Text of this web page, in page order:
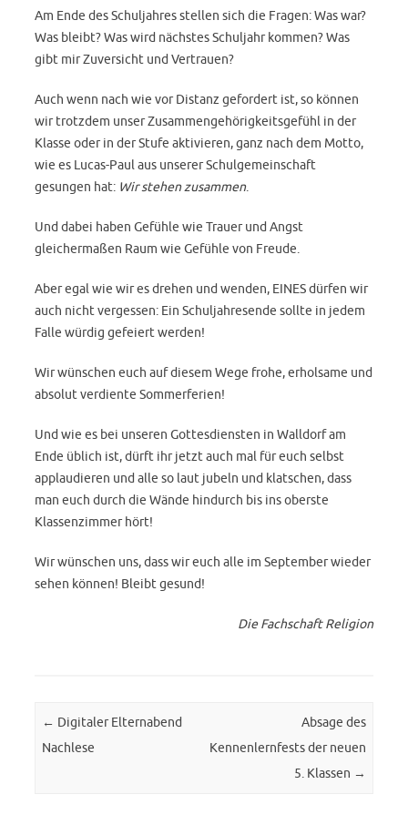
Am Ende des Schuljahres stellen sich die Fragen: Was war?
Was bleibt? Was wird nächstes Schuljahr kommen? Was
gibt mir Zuversicht und Vertrauen?
Auch wenn nach wie vor Distanz gefordert ist, so können
wir trotzdem unser Zusammengehörigkeitsgefühl in der
Klasse oder in der Stufe aktivieren, ganz nach dem Motto,
wie es Lucas-Paul aus unserer Schulgemeinschaft
gesungen hat: Wir stehen zusammen.
Und dabei haben Gefühle wie Trauer und Angst
gleichermaßen Raum wie Gefühle von Freude.
Aber egal wie wir es drehen und wenden, EINES dürfen wir
auch nicht vergessen: Ein Schuljahresende sollte in jedem
Falle würdig gefeiert werden!
Wir wünschen euch auf diesem Wege frohe, erholsame und
absolut verdiente Sommerferien!
Und wie es bei unseren Gottesdiensten in Walldorf am
Ende üblich ist, dürft ihr jetzt auch mal für euch selbst
applaudieren und alle so laut jubeln und klatschen, dass
man euch durch die Wände hindurch bis ins oberste
Klassenzimmer hört!
Wir wünschen uns, dass wir euch alle im September wieder
sehen können! Bleibt gesund!
Die Fachschaft Religion
Post navigation
← Digitaler Elternabend
Nachlese
Absage des
Kennenlernfests der neuen
5. Klassen →